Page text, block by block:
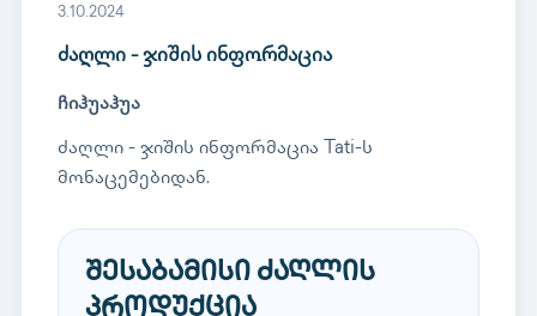
3.10.2024
ძაღლი - ჯიშის ინფორმაცია
ჩიჰუაჰუა
ძაღლი - ჯიშის ინფორმაცია Tati-ს
მონაცემებიდან.
შესაბამისი ძაღლის
პროდუქცია